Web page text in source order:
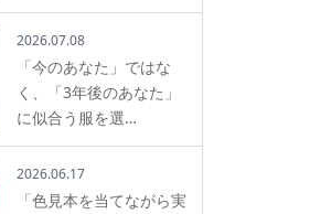
2026.07.08
「今のあなた」ではな
く、「3年後のあなた」
に似合う服を選…
2026.06.17
「色見本を当てながら実